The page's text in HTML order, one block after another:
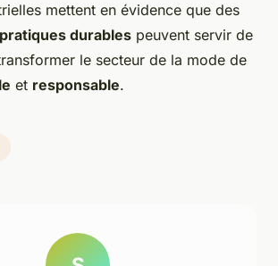
mettent en évidence que des
pratiques durables peuvent servir de
le secteur de la mode de
et responsable.